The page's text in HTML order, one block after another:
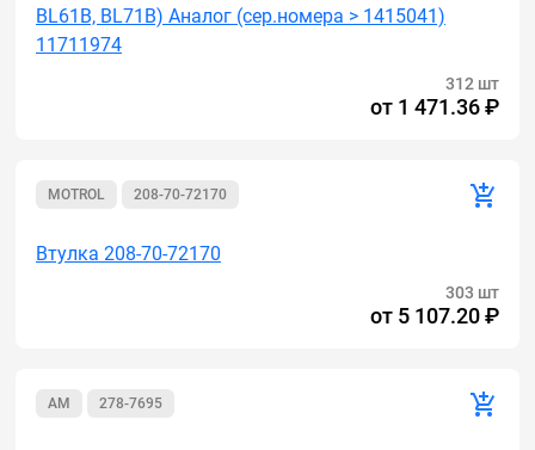
BL61B, BL71B) Аналог (сер.номера > 1415041)
11711974
312 шт
от 1 471.36 ₽
MOTROL 208-70-72170
Втулка 208-70-72170
303 шт
от 5 107.20 ₽
AM 278-7695